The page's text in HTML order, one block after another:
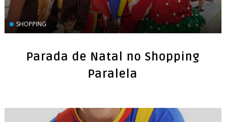
SHOPPING
Parada de Natal no Shopping
Paralela